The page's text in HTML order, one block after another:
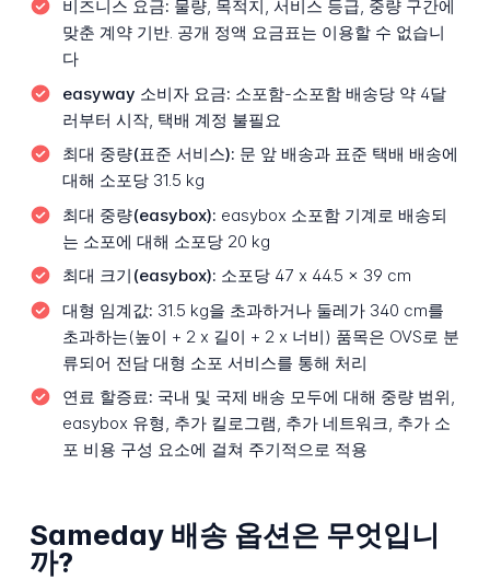
비즈니스 요금: 물량, 목적지, 서비스 등급, 중량 구간에
맞춘 계약 기반. 공개 정액 요금표는 이용할 수 없습니
다
easyway 소비자 요금: 소포함-소포함 배송당 약 4달
러부터 시작, 택배 계정 불필요
최대 중량(표준 서비스): 문 앞 배송과 표준 택배 배송에
대해 소포당 31.5 kg
최대 중량(easybox): easybox 소포함 기계로 배송되
는 소포에 대해 소포당 20 kg
최대 크기(easybox): 소포당 47 x 44.5 x 39 cm
대형 임계값: 31.5 kg을 초과하거나 둘레가 340 cm를
초과하는(높이 + 2 x 길이 + 2 x 너비) 품목은 OVS로 분
류되어 전담 대형 소포 서비스를 통해 처리
연료 할증료: 국내 및 국제 배송 모두에 대해 중량 범위,
easybox 유형, 추가 킬로그램, 추가 네트워크, 추가 소
포 비용 구성 요소에 걸쳐 주기적으로 적용
Sameday 배송 옵션은 무엇입니
까?